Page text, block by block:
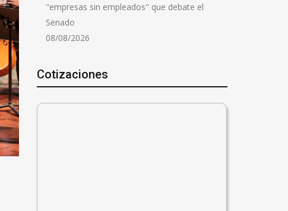
"empresas sin empleados" que debate el
Senado
08/08/2026
Cotizaciones